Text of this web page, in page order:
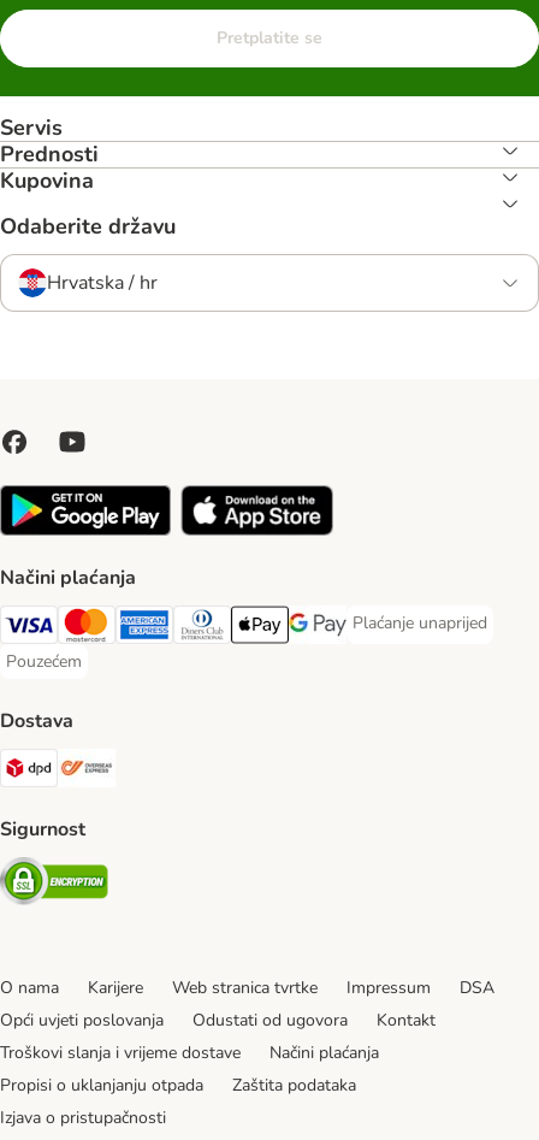
Pretplatite se
Servis
Prednosti
Kupovina
Odaberite državu
Hrvatska / hr
Načini plaćanja
Visa Payment Method
MasterCard Payment Method
American Express Payment Method
Diners Club Payment Method
Payment MethodGoogle pay Payment Method
Plaćanje unaprijed
Plaćanje unaprijed
Pouzećem
Pouzećem Payment Method
Dostava
DPD Shipping Method
Sigurnost
Security
O nama Karijere Web stranica tvrtke Impressum
DSA
Opći uvjeti poslovanja
Odustati od ugovora
Kontakt
Troškovi slanja i vrijeme dostave
Načini plaćanja
Propisi o uklanjanju otpada
Zaštita podataka
Izjava o pristupačnosti